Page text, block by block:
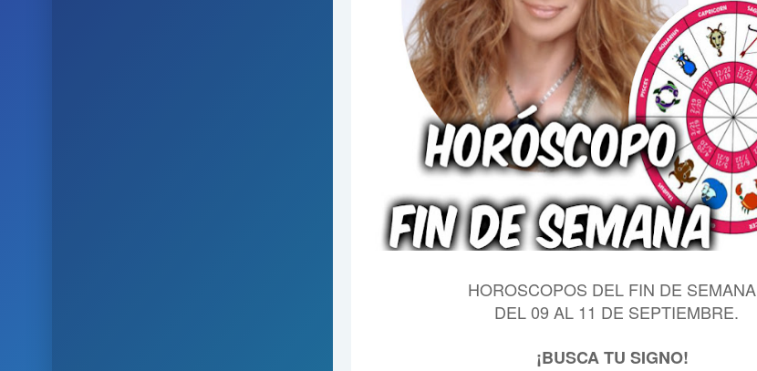
HOROSCOPOS DEL FIN DE SEMANA
DEL 09 AL 11 DE SEPTIEMBRE.
¡BUSCA TU SIGNO!